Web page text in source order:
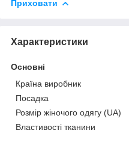
Приховати
Характеристики
Основні
Країна виробник
Посадка
Розмір жіночого одягу (UA)
Властивості тканини